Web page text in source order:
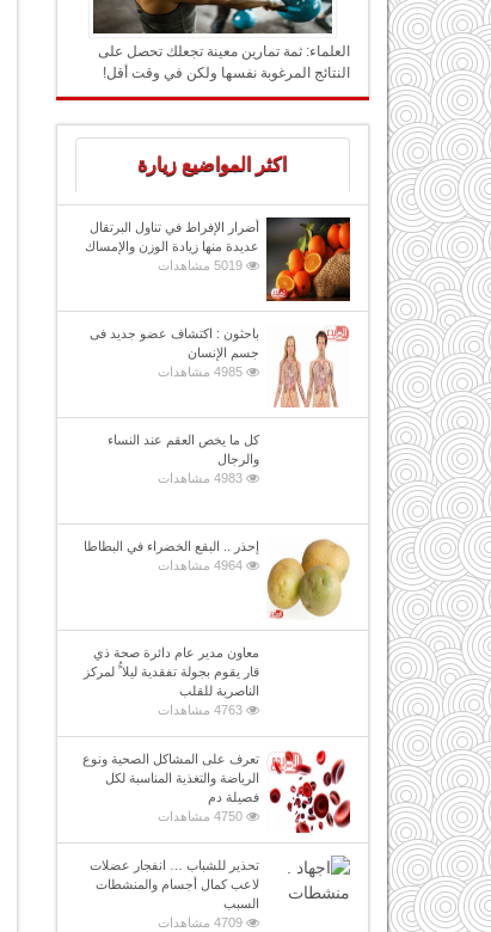
العلماء: ثمة تمارين معينة تجعلك تحصل على
النتائج المرغوبة نفسها ولكن في وقت أقل!
اكثر المواضيع زيارة
أضرار الإفراط في تناول البرتقال
عديدة منها زيادة الوزن والإمساك
5019 مشاهدات
باحثون : اكتشاف عضو جديد فى
جسم الإنسان
4985 مشاهدات
كل ما يخص العقم عند النساء
والرجال
4983 مشاهدات
إحذر .. البقع الخضراء في البطاطا
4964 مشاهدات
معاون مدير عام دائرة صحة ذي
قار يقوم بجولة تفقدية ليلا ًُ لمركز
الناصرية للقلب
4763 مشاهدات
تعرف على المشاكل الصحية ونوع
الرياضة والتغذية المناسبة لكل
فصيلة دم
4750 مشاهدات
تحذير للشباب … انفجار عضلات
لاعب كمال أجسام والمنشطات
السبب
4709 مشاهدات